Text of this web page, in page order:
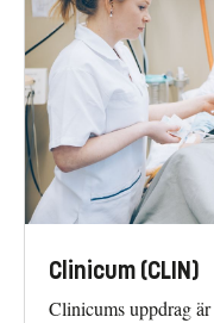
Clinicum (CLIN)
Clinicums uppdrag